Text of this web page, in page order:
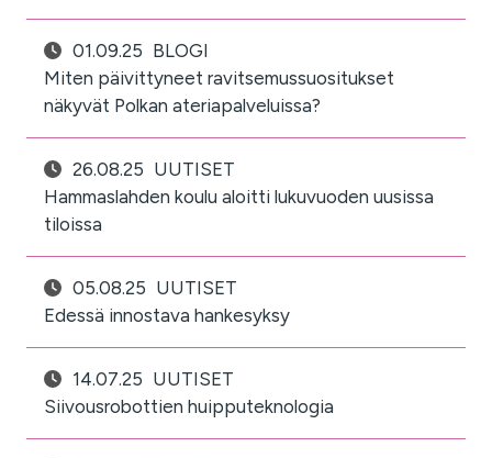
01.09.25 BLOGI
Miten päivittyneet ravitsemussuositukset
näkyvät Polkan ateriapalveluissa?
26.08.25 UUTISET
Hammaslahden koulu aloitti lukuvuoden uusissa
tiloissa
05.08.25 UUTISET
Edessä innostava hankesyksy
14.07.25 UUTISET
Siivousrobottien huipputeknologia